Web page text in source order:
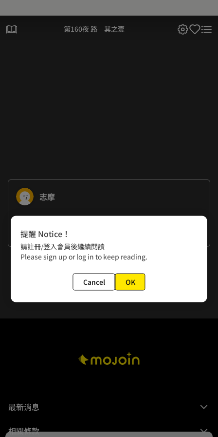
第160夜 路─其之壹─
志摩
謝謝大家
下一話
第161夜 路─其之貳─
最新消息
相關條款
提醒 Notice！
請註冊/登入會員後繼續閱讀
Please sign up or log in to keep reading.
Cancel OK